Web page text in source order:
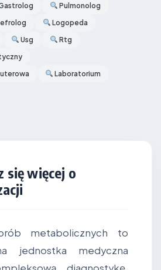
Pulmonolog
Logopeda
Usg
Rtg
Laboratorium
się więcej o
metabolicznych to
jednostka medyczna